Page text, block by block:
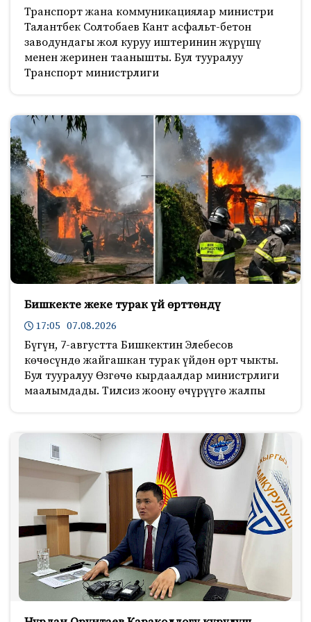
Транспорт жана коммуникациялар министри
Талантбек Солтобаев Кант асфальт-бетон
заводундагы жол куруу иштеринин жүрүшү
менен жеринен таанышты. Бул тууралуу
Транспорт министрлиги
Бишкекте жеке турак үй өрттөндү
17:05 07.08.2026
Бүгүн, 7-августта Бишкектин Элебесов
көчөсүндө жайгашкан турак үйдөн өрт чыкты.
Бул тууралуу Өзгөчө кырдаалдар министрлиги
маалымдады. Тилсиз жоону өчүрүүгө жалпы